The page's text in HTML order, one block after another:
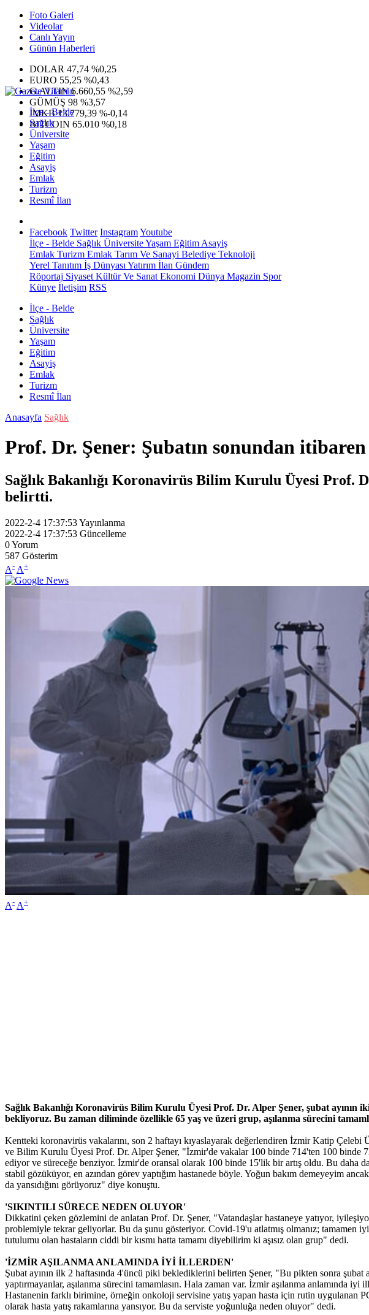
Foto Galeri
Videolar
Canlı Yayın
Günün Haberleri
DOLAR 47,74 %0,25
EURO 55,25 %0,43
G.ALTIN6.660,55 %2,59
GÜMÜŞ 98 %3,57
IMKB13.779,39 %-0,14
BITCOIN 65.010 %0,18
İlçe - Belde
Sağlık
Üniversite
Yaşam
Eğitim
Asayiş
Emlak
Turizm
Resmî İlan
Facebook Twitter InstagramYoutube
İlçe - Belde Sağlık ÜniversiteYaşam Eğitim Asayiş
Emlak Turizm Emlak Tarım Ve Sanayi Belediye Teknoloji
Yerel Tanıtım İş Dünyası Yatırım İlan Gündem
Röportaj Siyaset Kültür Ve Sanat Ekonomi Dünya Magazin Spor
Künye İletişim RSS
İlçe - Belde
Sağlık
Üniversite
Yaşam
Eğitim
Asayiş
Emlak
Turizm
Resmî İlan
Anasayfa Sağlık
Prof. Dr. Şener: Şubatın sonundan
Sağlık Bakanlığı Koronavirüs Bilim Kurulu Üyesi Prof.
belirtti.
2022-2-4 17:37:53Yayınlanma
2022-2-4 17:37:53 Güncelleme
0Yorum
587 Gösterim
A- A+
A- A+
Sağlık BakanlığıKoronavirüs Bilim Kurulu Üyesi Prof. Dr. Alper Şener, şubat ayının
bekliyoruz. Bu zaman diliminde özellikle 65 yaş ve üzeri grup, aşılanma sürecini
Kentteki koronavirüs vakalarını, son 2 haftayı kıyaslayarak değerlendiren İzmir Katip
ve Bilim Kurulu Üyesi Prof. Dr. Alper Şener, "İzmir'de vakalar 100 binde 714'ten 100 binde
ediyor ve süreceğe benziyor. İzmir'de oransal olarak 100 binde 15'lik bir artış oldu. Bu daha
stabil gözüküyor, en azından görev yaptığım hastanede böyle. Yoğun bakım demeyeyim
da yansıdığını görüyoruz" diye konuştu.
'SIKINTILI SÜRECE NEDEN OLUYOR'
Dikkatini çeken gözlemini de anlatan Prof. Dr. Şener, "Vatandaşlar hastaneye yatıyor,
problemiyle tekrar geliyorlar. Bu da şunu gösteriyor. Covid-19'u atlatmış olmanız; tamamen
tutulumu olan hastaların ciddi bir kısmı hatta tamamı diyebilirim ki aşısız olan grup" dedi.
'İZMİR AŞILANMA ANLAMINDA İYİ İLLERDEN'
Şubat ayının ilk 2 haftasında 4'üncü piki beklediklerini belirten Şener, "Bu pikten sonra şubat
yaptırmayanlar, aşılanma sürecini tamamlasın. Hala zaman var. İzmir aşılanma anlamında
Hastanenin farklı birimine, örneğin onkoloji servisine yatış yapan hasta için rutin
olarak hasta yatış rakamlarına yansıyor. Bu da serviste yoğunluğa neden oluyor" dedi.